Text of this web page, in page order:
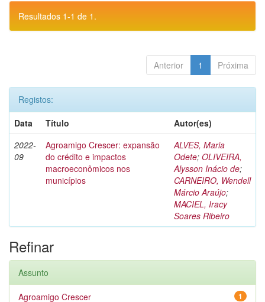
Resultados 1-1 de 1.
Anterior 1 Próxima
Registos:
Data
Título
Autor(es)
2022-
09
Agroamigo Crescer: expansão
do crédito e impactos
macroeconômicos nos
municípios
ALVES, Maria
Odete; OLIVEIRA,
Alysson Inácio de;
CARNEIRO, Wendell
Márcio Araújo;
MACIEL, Iracy
Soares Ribeiro
Refinar
Assunto
1
Agroamigo Crescer